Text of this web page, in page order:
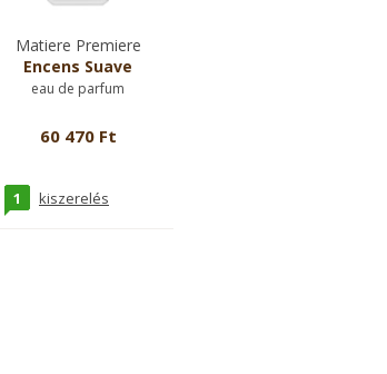
Matiere Premiere
Encens Suave
eau de parfum
60 470 Ft
1 kiszerelés